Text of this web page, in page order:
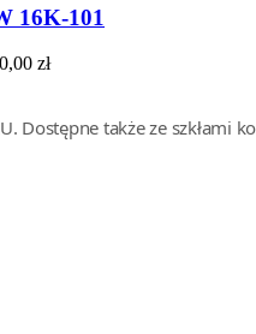
16K-101
zł
Dostępne także ze szkłami